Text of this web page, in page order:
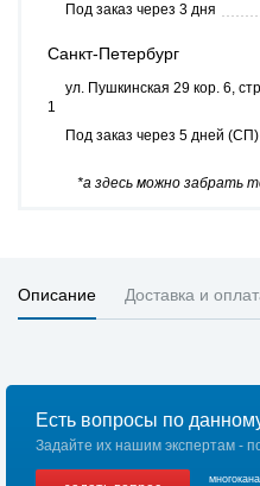
Под заказ через 3 дня
Санкт-Петербург
ул. Пушкинская 29 кор. 6,
1
Под заказ через 5 дней (СП)
*а здесь можно забрать
Описание Доставка и
Есть вопросы по
Задайте их нашим экспертам -